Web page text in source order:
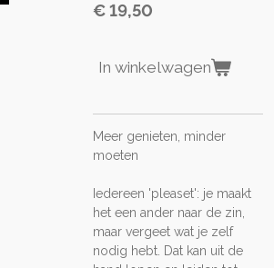
€ 19,50
In winkelwagen
Meer genieten, minder
moeten
Iedereen 'pleaset': je maakt
het een ander naar de zin,
maar vergeet wat je zelf
nodig hebt. Dat kan uit de